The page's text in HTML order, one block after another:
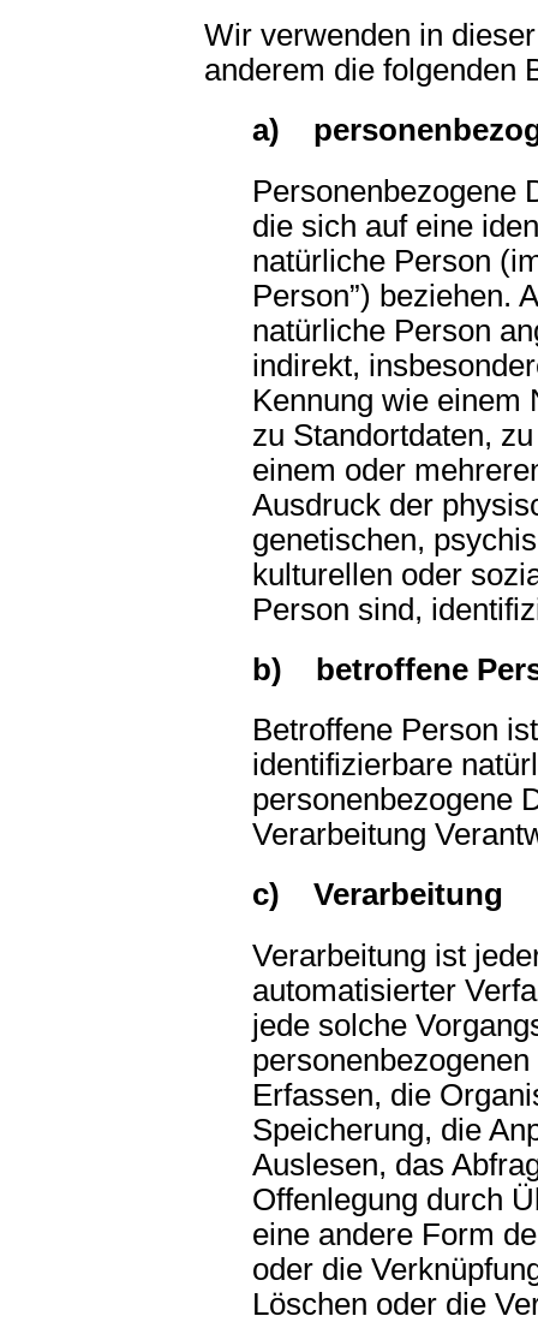
Wir verwenden in
anderem die folgenden
a)
Personenbezogene
die sich auf eine
natürliche Person
Person”) beziehen.
natürliche Person
indirekt,
Kennung wie einem
zu Standortdaten,
einem oder
Ausdruck der
genetischen,
kulturellen oder
Person sind,
b) betroffene
Betroffene Person
identifizierbare
personenbezogene
Verarbeitung
c) Verarbeitung
Verarbeitung ist
automatisierter
jede solche
Erfassen, die
Speicherung, die
Auslesen, das
Offenlegung durch
eine andere Form
oder die
Löschen oder die